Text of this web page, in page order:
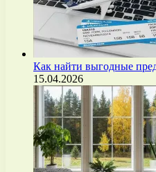
Как найти выгодные
15.04.2026